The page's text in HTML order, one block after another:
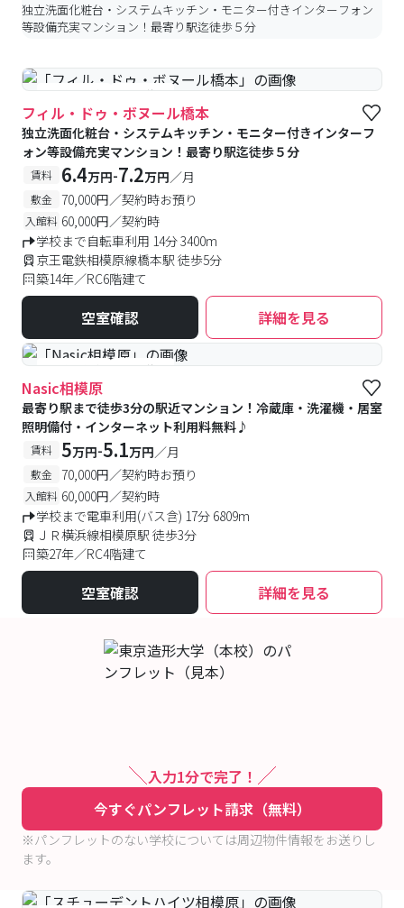
独立洗面化粧台・システムキッチン・モニター付きインターフォン
等設備充実マンション！最寄り駅迄徒歩５分
#予約受付中 #空室待ち
フィル・ドゥ・ボヌール橋本
独立洗面化粧台・システムキッチン・モニター付きインターフ
ォン等設備充実マンション！最寄り駅迄徒歩５分
賃料 6.4万円-7.2万円／月
敷金 70,000円／契約時お預り
入館料 60,000円／契約時
学校まで自転車利用 14分 3400m
京王電鉄相模原線橋本駅 徒歩5分
築14年／RC6階建て
空室確認 詳細を見る
#予約受付中 #空室待ち
Nasic相模原
最寄り駅まで徒歩3分の駅近マンション！冷蔵庫・洗濯機・居室
照明備付・インターネット利用料無料♪
賃料 5万円-5.1万円／月
敷金 70,000円／契約時お預り
入館料 60,000円／契約時
学校まで電車利用(バス含) 17分 6809m
ＪＲ横浜線相模原駅 徒歩3分
築27年／RC4階建て
空室確認 詳細を見る
入力1分で完了！
今すぐパンフレット請求（無料）
※パンフレットのない学校については周辺物件情報をお送りし
ます。